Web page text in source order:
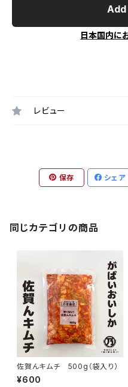
日本国内に
レビュー
保存 シェア
同じカテゴリの商品
佐賀んキムチ 500g（袋入り）
¥600